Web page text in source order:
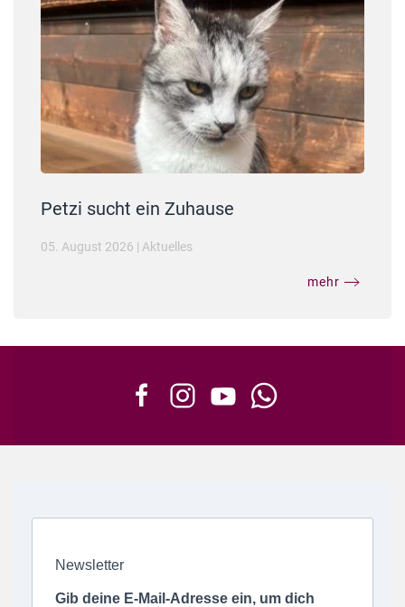
Petzi sucht ein Zuhause
05. August 2026 | Aktuelles
mehr